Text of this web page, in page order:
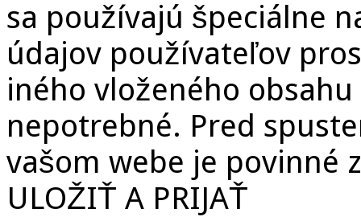
sa používajú špeciálne
údajov používateľov
iného vloženého
nepotrebné. Pred
vašom webe je povinné
ULOŽIŤ A PRIJAŤ